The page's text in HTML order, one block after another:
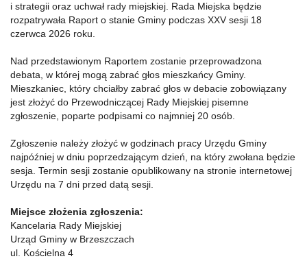
i strategii oraz uchwał rady miejskiej. Rada Miejska będzie
rozpatrywała Raport o stanie Gminy podczas XXV sesji 18
czerwca 2026 roku.
Nad przedstawionym Raportem zostanie przeprowadzona
debata, w której mogą zabrać głos mieszkańcy Gminy.
Mieszkaniec, który chciałby zabrać głos w debacie zobowiązany
jest złożyć do Przewodniczącej Rady Miejskiej pisemne
zgłoszenie, poparte podpisami co najmniej 20 osób.
Zgłoszenie należy złożyć w godzinach pracy Urzędu Gminy
najpóźniej w dniu poprzedzającym dzień, na który zwołana będzie
sesja. Termin sesji zostanie opublikowany na stronie internetowej
Urzędu na 7 dni przed datą sesji.
Miejsce złożenia zgłoszenia:
Kancelaria Rady Miejskiej
Urząd Gminy w Brzeszczach
ul. Kościelna 4